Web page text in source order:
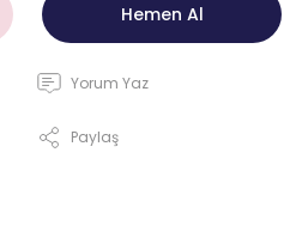
Hemen Al
Yorum Yaz
Paylaş